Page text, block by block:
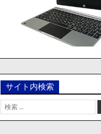
サイト内検索
検
索: